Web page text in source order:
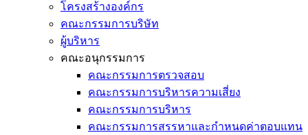
โครงสร้างองค์กร
คณะกรรมการบริษัท
ผู้บริหาร
คณะอนุกรรมการ
คณะกรรมการตรวจสอบ
คณะกรรมการบริหารความเสี่ยง
คณะกรรมการบริหาร
คณะกรรมการสรรหาและกำหนดค่าตอบแทน